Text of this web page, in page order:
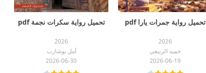
تحميل رواية جمرات يارا pdf
2026
حميد الربيعي
2026-06-19
تحميل رواية سكرات نجمة pdf
2026
أمل بوشارب
2026-06-30